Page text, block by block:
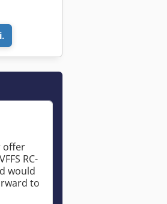
зображень